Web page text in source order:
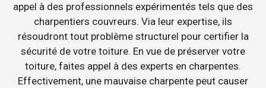
appel à des professionnels expérimentés tels que des
charpentiers couvreurs. Via leur expertise, ils
résoudront tout problème structurel pour certifier la
sécurité de votre toiture. En vue de préserver votre
toiture, faites appel à des experts en charpentes.
Effectivement, une mauvaise charpente peut causer